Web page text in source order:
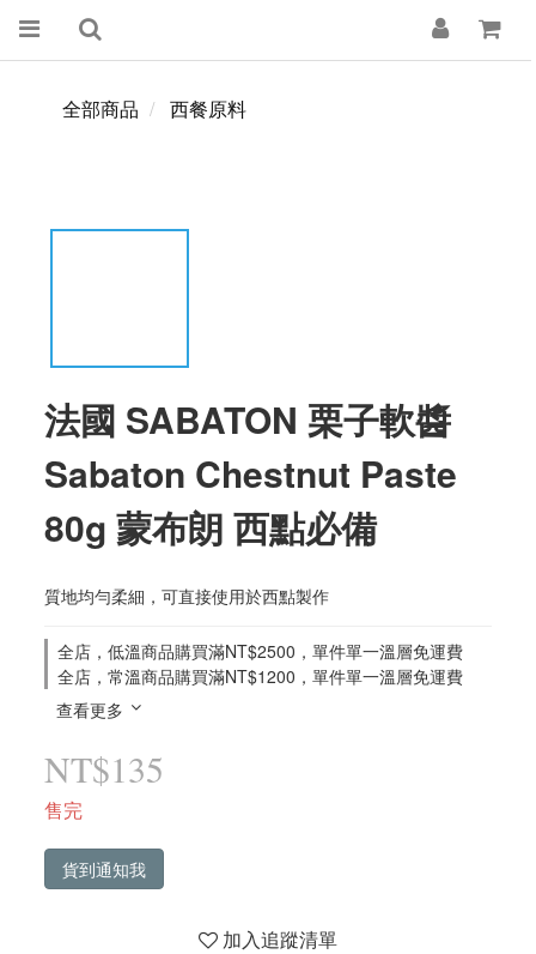
全部商品 西餐原料
法國 SABATON 栗子軟醬
Sabaton Chestnut Paste
80g 蒙布朗 西點必備
質地均勻柔細，可直接使用於西點製作
全店，低溫商品購買滿NT$2500，單件單一溫層免運費
全店，常溫商品購買滿NT$1200，單件單一溫層免運費
查看更多
NT$135
售完
貨到通知我
加入追蹤清單